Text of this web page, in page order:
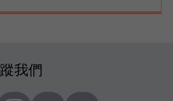
我們